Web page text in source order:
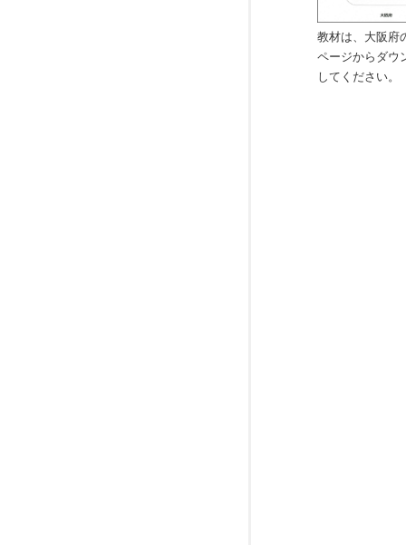
教材は、大阪府
ページからダウ
してください。